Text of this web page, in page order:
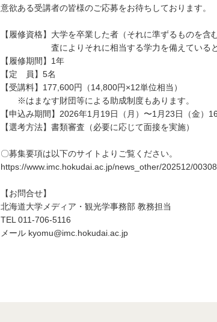
意欲ある受講者の皆様のご応募をお待ちしております。
【履修資格】大学を卒業した者（それに準ずるものを含
査によりそれに相当する学力を備えていると
【履修期間】1年
【定 員】5名
【受講料】177,600円（14,800円×12単位相当）
※はまなす財団等による助成制度もあります。
【申込み期間】2026年1月19日（月）〜1月23日（金）
【選考方法】書類審査（必要に応じて面接を実施）
〇募集要項は以下のサイトよりご覧ください。
https://www.imc.hokudai.ac.jp/news_other/202512/
【お問合せ】
北海道大学メディア・観光学事務部 教務担当
TEL 011-706-5116
メール kyomu@imc.hokudai.ac.jp